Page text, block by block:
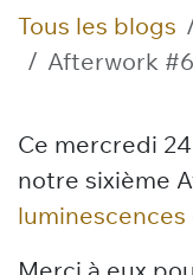
Tous les blogs
Afterwork #6
Ce mercredi
notre sixième
luminescences